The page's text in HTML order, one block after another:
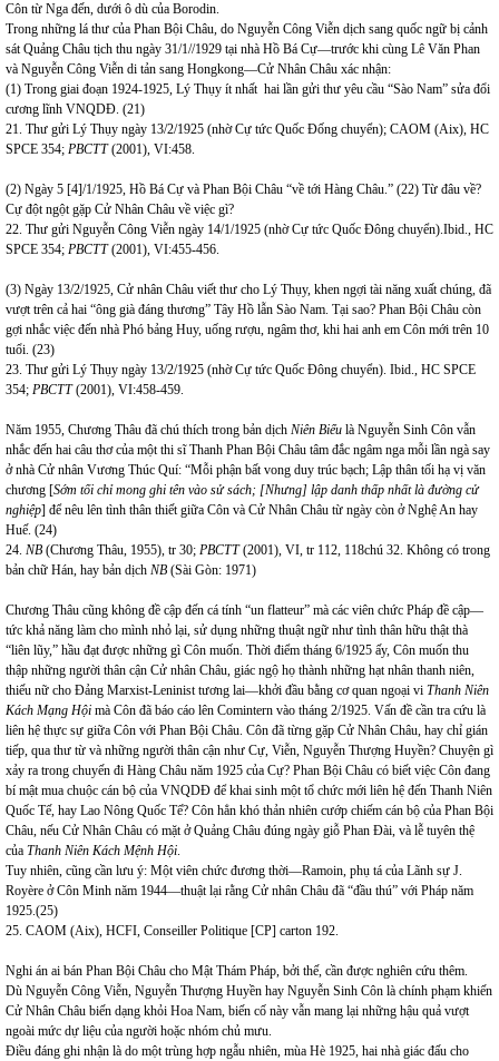
Côn từ Nga đến, dưới ô dù của Borodin.
Trong những lá thư của Phan Bội Châu, do Nguyễn Công Viễn dịch sang quốc ngữ bị cảnh
sát Quảng Châu tịch thu ngày 31/1//1929 tại nhà Hồ Bá Cự—trước khi cùng Lê Văn Phan
và Nguyễn Công Viễn di tản sang Hongkong—Cử Nhân Châu xác nhận:
(1) Trong giai đoạn 1924-1925, Lý Thụy ít nhất hai lần gửi thư yêu cầu “Sào Nam” sửa đổi
cương lĩnh VNQDĐ. (21)
21. Thư gửi Lý Thụy ngày 13/2/1925 (nhờ Cự tức Quốc Đống chuyển); CAOM (Aix), HC
SPCE 354; PBCTT(2001), VI:458.
(2) Ngày 5 [4]/1/1925, Hồ Bá Cự và Phan Bội Châu “về tới Hàng Châu.” (22) Từ đâu về?
Cự đột ngột gặp Cử Nhân Châu về việc gì?
22. Thư gửi Nguyễn Công Viễn ngày 14/1/1925 (nhờ Cự tức Quốc Đông chuyển).Ibid., HC
SPCE 354; PBCTT(2001), VI:455-456.
(3) Ngày 13/2/1925, Cử nhân Châu viết thư cho Lý Thụy, khen ngợi tài năng xuất chúng, đã
vượt trên cả hai “ông già đáng thương” Tây Hồ lẫn Sào Nam. Tại sao? Phan Bội Châu còn
gợi nhắc việc đến nhà Phó bảng Huy, uống rượu, ngâm thơ, khi hai anh em Côn mới trên 10
tuổi. (23)
23. Thư gửi Lý Thụy ngày 13/2/1925 (nhờ Cự tức Quốc Đông chuyển). Ibid., HC SPCE
354; PBCTT(2001), VI:458-459.
Năm 1955, Chương Thâu đã chú thích trong bản dịch Niên Biểu là Nguyễn Sinh Côn vẫn
nhắc đến hai câu thơ của một thi sĩ Thanh Phan Bội Châu tâm đắc ngâm nga mỗi lần ngà say
ở nhà Cử nhân Vương Thúc Quí: “Mỗi phận bất vong duy trúc bạch; Lập thân tối hạ vị văn
chương [Sớm tối chỉ mong ghi tên vào sử sách; [Nhưng] lập danh thấp nhất là đường cử
nghiệp] để nêu lên tình thân thiết giữa Côn và Cử Nhân Châu từ ngày còn ở Nghệ An hay
Huế. (24)
24. NB (Chương Thâu, 1955), tr 30; PBCTT(2001), VI, tr 112, 118chú 32. Không có trong
bản chữ Hán, hay bản dịch NB (Sài Gòn: 1971)
Chương Thâu cũng không đề cập đến cá tính “un flatteur” mà các viên chức Pháp đề cập—
tức khả năng làm cho mình nhỏ lại, sử dụng những thuật ngữ như tình thân hữu thật thà
“liên lũy,” hầu đạt được những gì Côn muốn. Thời điểm tháng 6/1925 ấy, Côn muốn thu
thập những người thân cận Cử nhân Châu, giác ngộ họ thành những hạt nhân thanh niên,
thiếu nữ cho Đảng Marxist-Leninist tương lai—khởi đầu bằng cơ quan ngoại vi Thanh Niên
Kách Mạng Hội mà Côn đã báo cáo lên Comintern vào tháng 2/1925. Vấn đề cần tra cứu là
liên hệ thực sự giữa Côn với Phan Bội Châu. Côn đã từng gặp Cử Nhân Châu, hay chỉ gián
tiếp, qua thư từ và những người thân cận như Cự, Viễn, Nguyễn Thượng Huyền? Chuyện gì
xảy ra trong chuyến đi Hàng Châu năm 1925 của Cự? Phan Bội Châu có biết việc Côn đang
bí mật mua chuộc cán bộ của VNQDĐ để khai sinh một tổ chức mới liên hệ đến Thanh Niên
Quốc Tế, hay Lao Nông Quốc Tế? Côn hẳn khó thản nhiên cướp chiếm cán bộ của Phan Bội
Châu, nếu Cử Nhân Châu có mặt ở Quảng Châu đúng ngày giỗ Phan Đài, và lễ tuyên thệ
của Thanh Niên Kách Mệnh Hội.
Tuy nhiên, cũng cần lưu ý: Một viên chức đương thời—Ramoin, phụ tá của Lãnh sự J.
Royère ở Côn Minh năm 1944—thuật lại rằng Cử nhân Châu đã “đầu thú” với Pháp năm
1925.(25)
25. CAOM (Aix), HCFI, Conseiller Politique [CP] carton 192.
Nghi án ai bán Phan Bội Châu cho Mật Thám Pháp, bởi thế, cần được nghiên cứu thêm.
Dù Nguyễn Công Viễn, Nguyễn Thượng Huyền hay Nguyễn Sinh Côn là chính phạm khiến
Cử Nhân Châu biến dạng khỏi Hoa Nam, biến cố này vẫn mang lại những hậu quả vượt
ngoài mức dự liệu của người hoặc nhóm chủ mưu.
Điều đáng ghi nhận là do một trùng hợp ngẫu nhiên, mùa Hè 1925, hai nhà giác đấu cho